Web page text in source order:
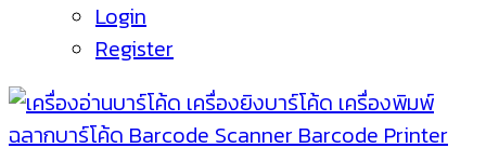
Login
Register